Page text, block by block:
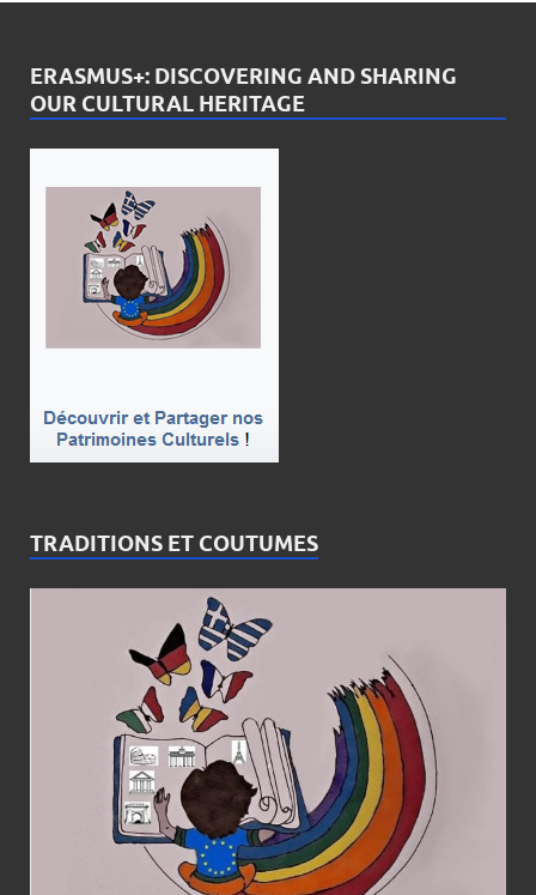
ERASMUS+: DISCOVERING AND SHARING
OUR CULTURAL HERITAGE
TRADITIONS ET COUTUMES